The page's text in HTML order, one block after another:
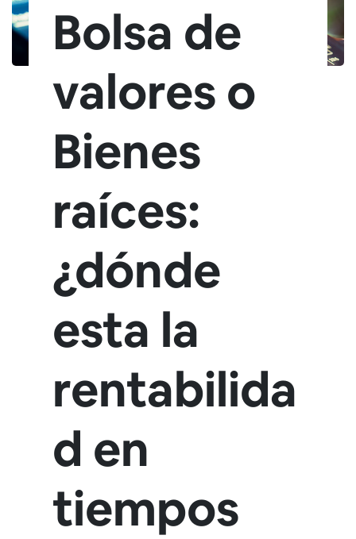
Bolsa de
valores o
Bienes
raíces:
¿dónde
esta la
rentabilida
d en
tiempos